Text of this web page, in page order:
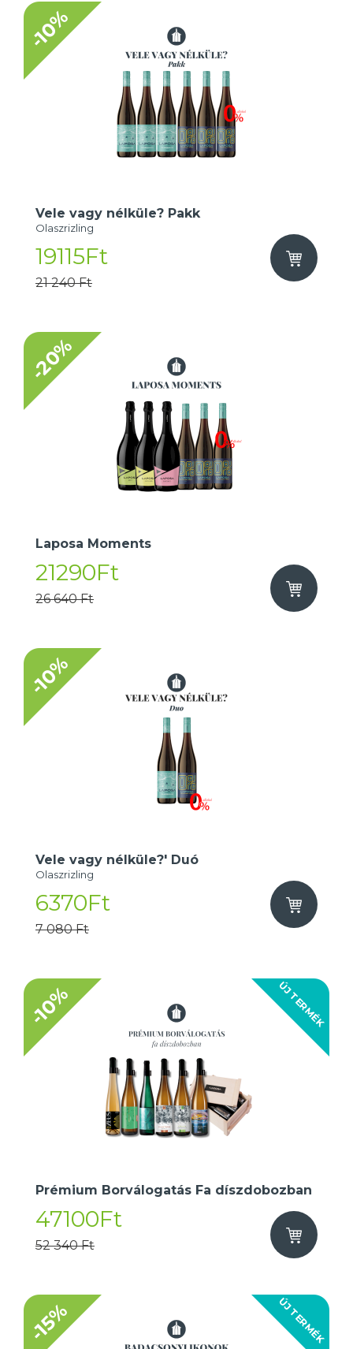
-10%
Vele vagy nélküle? Pakk
Olaszrizling
19115Ft
21 240 Ft
-20%
Laposa Moments
21290Ft
26 640 Ft
-10%
Vele vagy nélküle?' Duó
Olaszrizling
6370Ft
7 080 Ft
ÚJ TERMÉK
-10%
Prémium Borválogatás Fa díszdobozban
47100Ft
52 340 Ft
ÚJ TERMÉK
-15%